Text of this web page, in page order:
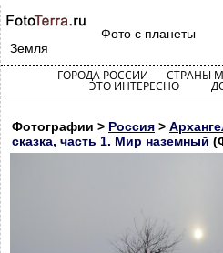
Фото с планеты
Земля
ГОРОДА РОССИИ СТРАНЫ
ЭТО ИНТЕРЕСНО
Фотографии > Россия >
сказка, часть 1. Мир наземный